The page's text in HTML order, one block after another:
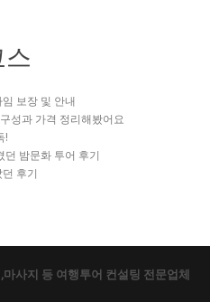
보장 및 안내
성과 가격 정리해봤어요
!
밤문화 투어 후기
후기
사지 등 여행투어 컨설팅 전문업체